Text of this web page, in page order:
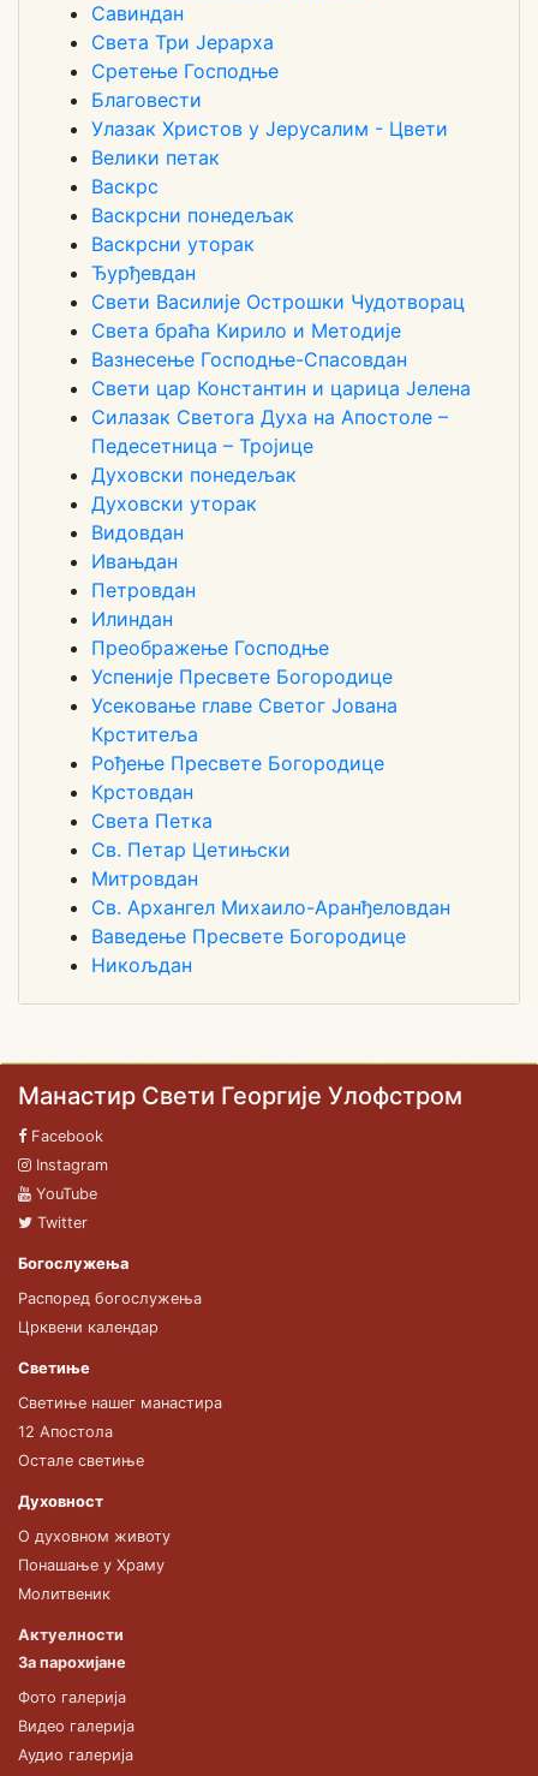
Савиндан
Света Три Јерарха
Сретење Господње
Благовести
Улазак Христов у Јерусалим - Цвети
Велики петак
Васкрс
Васкрсни понедељак
Васкрсни уторак
Ђурђевдан
Свети Василије Острошки Чудотворац
Света браћа Кирило и Методије
Вазнесење Господње-Спасовдан
Свети цар Константин и царица Јелена
Силазак Светога Духа на Апостоле –
Педесетница – Тројице
Духовски понедељак
Духовски уторак
Видовдан
Ивањдан
Петровдан
Илиндан
Преображење Господње
Успеније Пресвете Богородице
Усековање главе Светог Јована
Крститеља
Рођење Пресвете Богородице
Крстовдан
Света Петка
Св. Петар Цетињски
Митровдан
Св. Архангел Михаило-Аранђеловдан
Ваведење Пресвете Богородице
Никољдан
Манастир Свети Георгије Улофстром
Facebook
Instagram
YouTube
Twitter
Богослужења
Распоред богослужења
Црквени календар
Светиње
Светиње нашег манастира
12 Апостола
Остале светиње
Духовност
О духовном животу
Понашање у Храму
Молитвеник
Актуелности
За парохијане
Фото галерија
Видео галерија
Аудио галерија